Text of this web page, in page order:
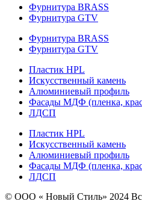
Фурнитура BRASS
Фурнитура GTV
Фурнитура BRASS
Фурнитура GTV
Пластик HPL
Искусственный камень
Алюминиевый профиль
Фасады МДФ (пленка,
ЛДСП
Пластик HPL
Искусственный камень
Алюминиевый профиль
Фасады МДФ (пленка,
ЛДСП
© ООО « Новый Стиль» 2024